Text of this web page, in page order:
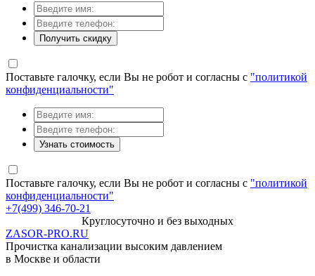
Получить скидку
Поставьте галочку, если Вы не робот и согласны с "политикой
конфиденциальности"
Узнать стоимость
Поставьте галочку, если Вы не робот и согласны с "политикой
конфиденциальности"
+7(499) 346-70-21
Круглосуточно и без выходных
ZASOR-PRO.RU
Прочистка канализации высоким давлением
в Москве и области